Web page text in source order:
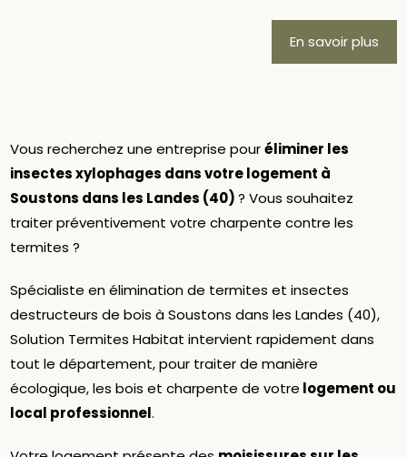
En savoir plus
Vous recherchez une entreprise pouréliminer les
insectes xylophages dans votre logement à
Soustons dans les Landes (40)? Vous souhaitez
traiter préventivement votre charpente contre les
termites ?
Spécialiste en élimination de termites et insectes
destructeurs de bois à Soustons dans les Landes (40),
Solution Termites Habitat intervient rapidement dans
tout le département, pour traiter de manière
écologique, les bois et charpente de votre logement ou
local professionnel.